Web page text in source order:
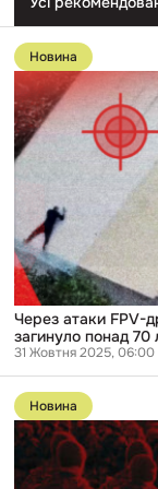
Перейти
до
публікації
Через
атаки
FPV-
дронів
за
останні
року
Херсонщині
загинуло
понад
людей
— прокуратура
Новина
Через атаки FPV-
загинуло понад
31 Жовтня 2025, 06:00
Перейти
до
публікації
Росія
проводить
насильницьке
Новина